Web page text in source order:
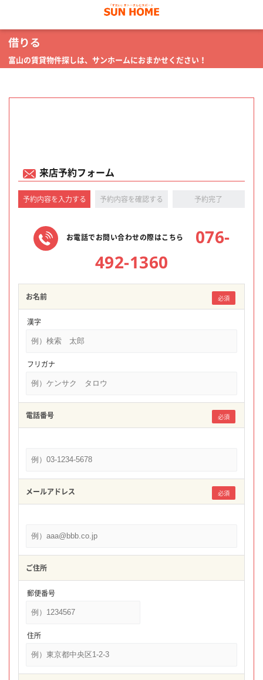
富山の賃貸物件探しは、サンホームにおまかせください！
来店予約フォーム
予約内容を入力する 予約内容を確認する 予約完了
お電話でお問い合わせの際はこちら
076-
492-1360
お名前 必須
漢字
フリガナ
電話番号 必須
メールアドレス 必須
ご住所
郵便番号
住所